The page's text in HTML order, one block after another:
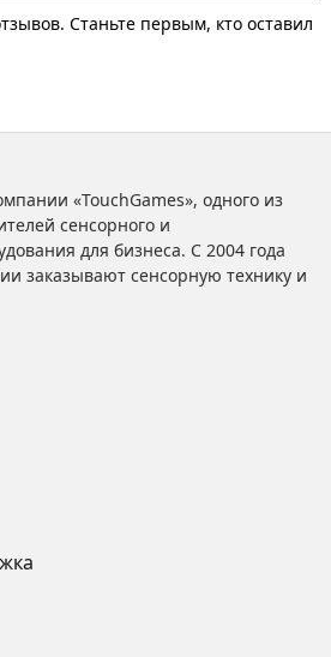
Станьте первым, кто оставил
«TouchGames», одного из
сенсорного и
для бизнеса. С 2004 года
заказывают сенсорную технику и